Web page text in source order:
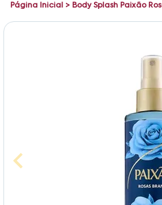
Página Inicial > Body Splash Paixão